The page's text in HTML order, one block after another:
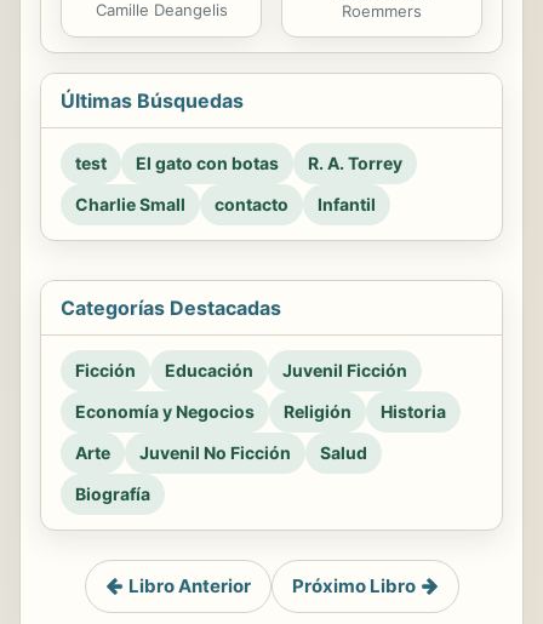
Camille Deangelis
Roemmers
Últimas Búsquedas
test El gato con botas
R. A. Torrey
Charlie Small
contacto Infantil
Categorías Destacadas
Ficción Educación
Juvenil Ficción
Economía y Negocios
Religión
Historia
Arte
Juvenil No Ficción
Salud
Biografía
Libro Anterior Próximo Libro